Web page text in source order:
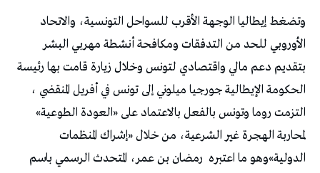
وتضغط إيطاليا الوجهة الأقرب للسواحل التونسية، والاتحاد
الأوروبي للحد من التدفقات ومكافحة أنشطة مهربي البشر
بتقديم دعم مالي واقتصادي لتونس وخلال زيارة قامت بها رئيسة
الحكومة الإيطالية جورجيا ميلوني إلى تونس في أفريل المنقضي ،
التزمت روما وتونس بالفعل بالاعتماد على «العودة الطوعية»
لمحاربة الهجرة غير الشرعية، من خلال «إشراك المنظمات
الدولية»وهو ما اعتبره رمضان بن عمر، المتحدث الرسمي باسم